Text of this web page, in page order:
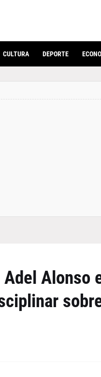
CULTURA DEPORTE
Alonso